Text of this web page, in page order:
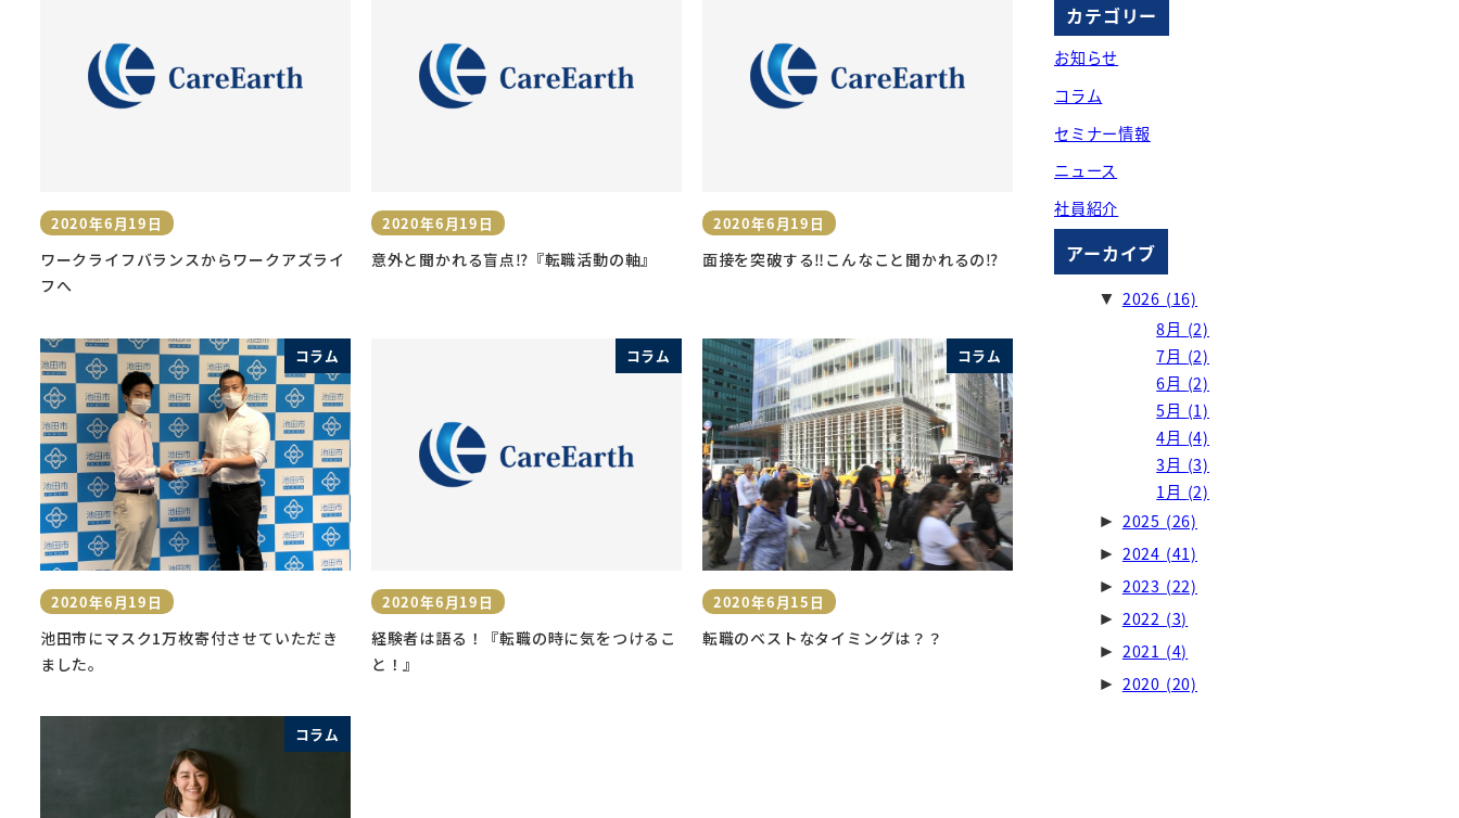
ワークライフバランスからワークアズライ
フへ
投稿日
2020年6月19日
意外と聞かれる盲点⁉︎『転職活動の軸』
投稿日
2020年6月19日
面接を突破する‼︎こんなこと聞かれるの⁉︎
投稿日
2020年6月19日
コラム
池田市にマスク1万枚寄付させていただき
ました。
投稿日
2020年6月19日
コラム
経験者は語る！『転職の時に気をつけるこ
と！』
投稿日
2020年6月19日
コラム
転職のベストなタイミングは？？
投稿日
2020年6月15日
コラム
カテゴリー
お知らせ
コラム
セミナー情報
ニュース
社員紹介
アーカイブ
▼ 2026 (16)
8月 (2)
7月 (2)
6月 (2)
5月 (1)
4月 (4)
3月 (3)
1月 (2)
► 2025 (26)
► 2024 (41)
► 2023 (22)
► 2022 (3)
► 2021 (4)
► 2020 (20)